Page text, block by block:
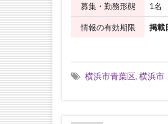
募集・勤務形態 1名
情報の有効期限 掲載
横浜市青葉区, 横浜市